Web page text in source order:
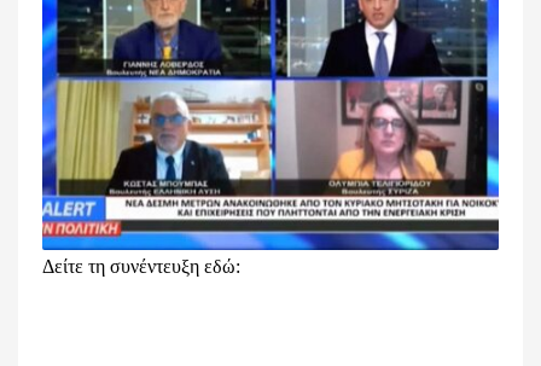
Δείτε τη συνέντευξη εδώ: